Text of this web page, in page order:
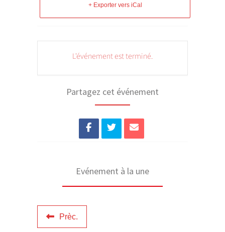
+ Exporter vers iCal
L'événement est terminé.
Partagez cet événement
Evénement à la une
Prèc.